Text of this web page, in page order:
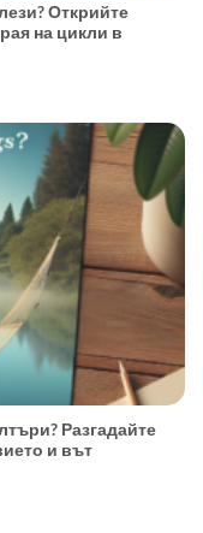
Открийте
на цикли в
Разгадайте
и вът